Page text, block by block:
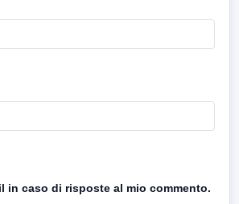
in caso di risposte al mio commento.